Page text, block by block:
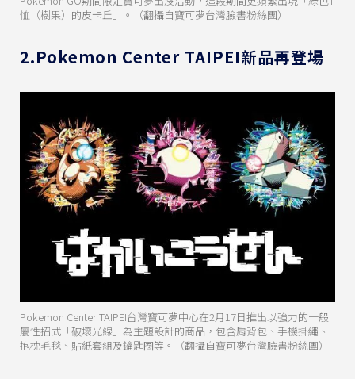
恤（樹果）的皮卡丘」。（翻攝自寶可夢台灣臉書粉絲團）
2.Pokemon Center TAIPEI新品再登場
Pokemon Center TAIPEI台灣寶可夢中心在2月17日推出以強力的一般
屬性招式「破壞光線」為主題設計的商品，包含肩背包、手機掛繩、
抱枕毛毯、貼紙套組及鑰匙圈等。（翻攝自寶可夢台灣臉書粉絲團）